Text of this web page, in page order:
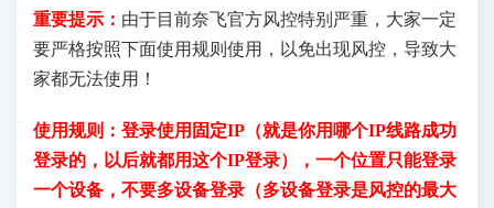
重要提示： 由于目前奈飞官方风控特别严重，大家一定
要严格按照下面使用规则使用，以免出现风控，导致大
家都无法使用！
使用规则：登录使用固定IP（就是你用哪个IP线路成功
登录的，以后就都用这个IP登录），一个位置只能登录
一个设备，不要多设备登录（多设备登录是风控的最大